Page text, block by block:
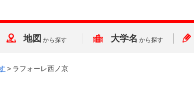
地図 から探す 大学名 から探す
> ラフォーレ西ノ京